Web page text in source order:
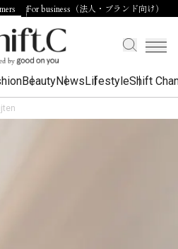
For business（法人・ブランド向け）
BeautyNewsLifestyleShift